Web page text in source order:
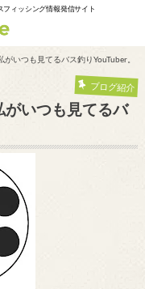
ィッシング情報発信サイト
がいつも見てるバス釣りYouTuber。
ブログ紹介
がいつも見てるバ